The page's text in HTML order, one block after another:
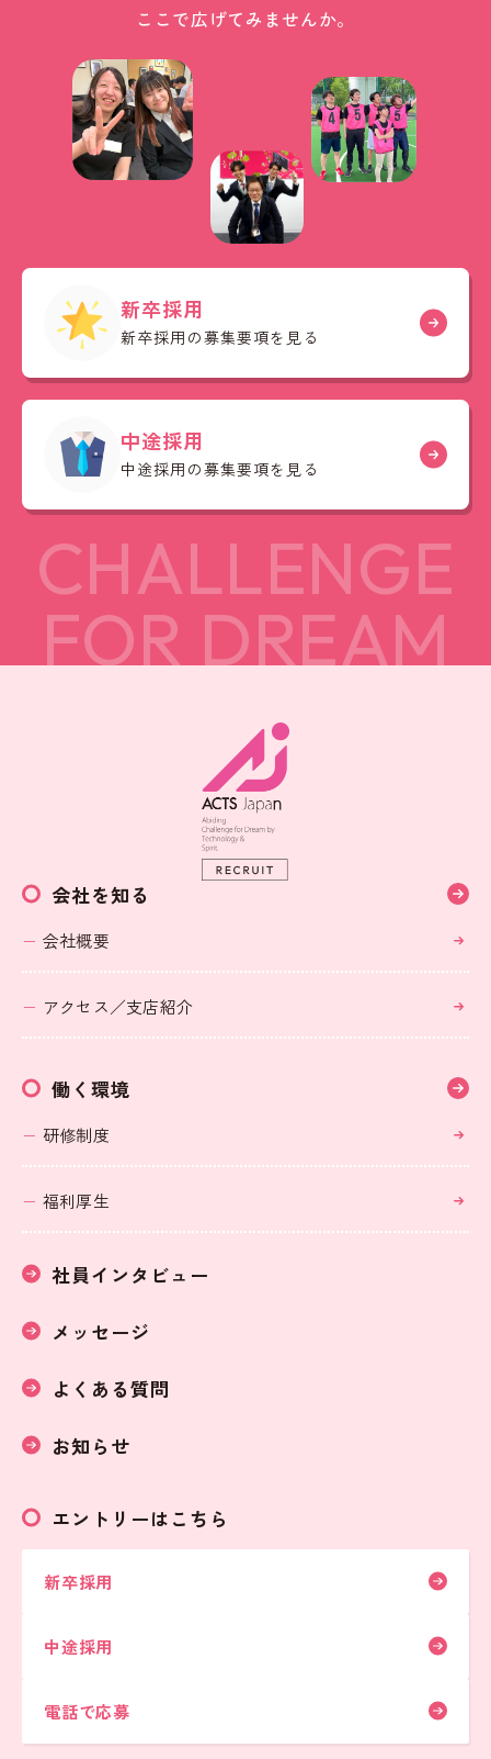
ここで広げてみませんか。
新卒採用
新卒採用の募集要項を見る
中途採用
中途採用の募集要項を見る
会社を知る
会社概要
アクセス／支店紹介
働く環境
研修制度
福利厚生
社員インタビュー
メッセージ
よくある質問
お知らせ
エントリーはこちら
新卒採用
中途採用
電話で応募